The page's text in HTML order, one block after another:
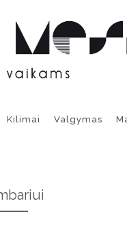
Kilimai Valgymas